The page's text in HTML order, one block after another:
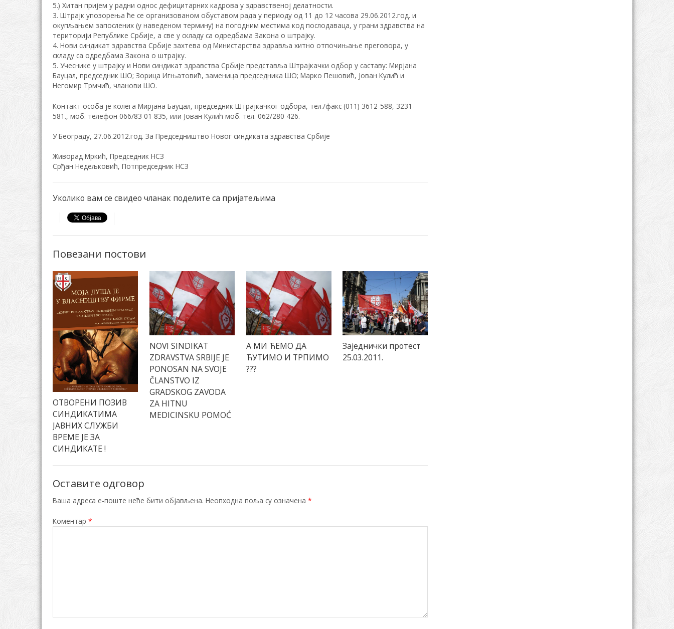
5.) Хитан пријем у радни однос дефицитарних кадрова у здравственој делатности.
3. Штрајк упозорења ће се организованом обуставом рада у периоду од 11 до 12 часова 29.06.2012.год. и
окупљањем запослених (у наведеном термину) на погодним местима код послодаваца, у грани здравства на
територији Републике Србије, а све у складу са одредбама Закона о штрајку.
4. Нови синдикат здравства Србије захтева од Министарства здравља хитно отпочињање преговора, у
складу са одредбама Закона о штрајку.
5. Учеснике у штрајку и Нови синдикат здравства Србије представља Штрајкачки одбор у саставу: Мирјана
Бауцал, председник ШО; Зорица Игњатовић, заменица председника ШО; Марко Пешовић, Јован Кулић и
Негомир Трмчић, чланови ШО.
Контакт особа је колега Мирјана Бауцал, председник Штрајкачког одбора, тел./факс (011) 3612-588, 3231-
581., моб. телефон 066/83 01 835, или Јован Кулић моб. тел. 062/280 426.
У Београду, 27.06.2012.год. За Председништво Новог синдиката здравства Србије
Живорад Мркић, Председник НСЗ
Срђан Недељковић, Потпредседник НСЗ
Уколико вам се свидео чланак поделите са пријатељима
Повезани постови
ОТВОРЕНИ ПОЗИВ
СИНДИКАТИМА
ЈАВНИХ СЛУЖБИ
ВРЕМЕ ЈЕ ЗА
СИНДИКАТЕ !
NOVI SINDIKAT
ZDRAVSTVA SRBIJE JE
PONOSAN NA SVOJE
ČLANSTVO IZ
GRADSKOG ZAVODA
ZA HITNU
MEDICINSKU POMOĆ
А МИ ЋЕМО ДА
ЋУТИМО И ТРПИМО
???
Заједнички протест
25.03.2011.
Оставите одговор
Ваша адреса е-поште неће бити објављена. Неопходна поља су означена*
Коментар*